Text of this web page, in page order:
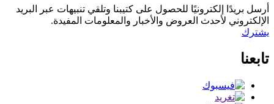
أرسل بريدًا إلكترونيًا للحصول على كتيبنا وتلقي تنبيهات عبر البريد
الإلكتروني لأحدث العروض والأخبار والمعلومات المفيدة.
يشترك
تابعنا